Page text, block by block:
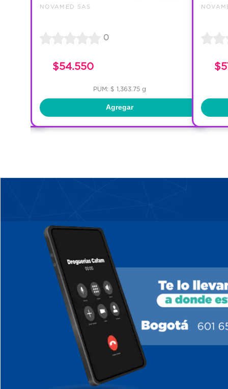
NOVAMED SAS
0
$54.550
PUM: $ 1,363.75 g
Agregar